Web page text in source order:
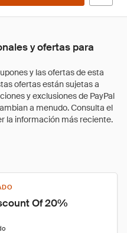
y ofertas para
Of 20%